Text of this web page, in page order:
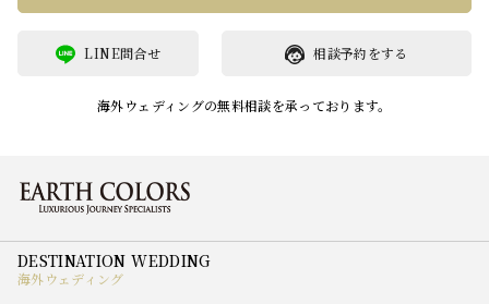
相談予約をする
LINE問合せ
海外ウェディングの無料相談を承っております。
海外ウェディング